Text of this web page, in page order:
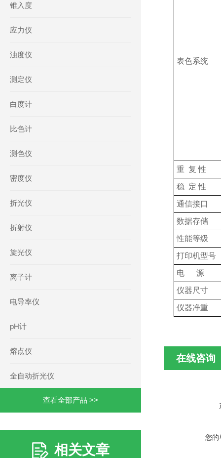
锥入度
应力仪
浊度仪
测定仪
白度计
比色计
测色仪
密度仪
折光仪
折射仪
旋光仪
离子计
电导率仪
pH计
熔点仪
全自动折光仪
查看全部产品 >>
相关文章
表色系统
重 复 性
稳 定 性
通信接口
数据存储
性能等级
打印机型号
电 源
仪器尺寸
仪器净重
在线咨询
您的